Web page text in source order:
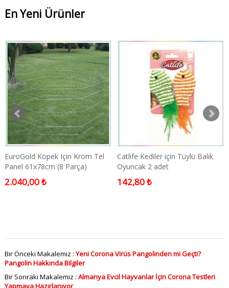
En Yeni Ürünler
EuroGold Köpek Için Krom Tel
Panel 61x78cm (8 Parça)
2.040,00 ₺
Catlife Kediler için Tüylü Balık
Oyuncak 2 adet
142,80 ₺
Bir Önceki Makalemiz :Yeni Corona Virüs Pangolinden mi Geçti?
Pangolin Hakkında Bilgiler
Bir Sonraki Makalemiz : Almanya Evcil Hayvanlar İçin Corona Testleri
Yapmaya Hazırlanıyor